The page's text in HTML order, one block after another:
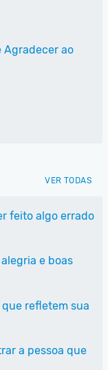
Agradecer ao
VER TODAS
feito algo errado
e boas
refletem sua
a pessoa que